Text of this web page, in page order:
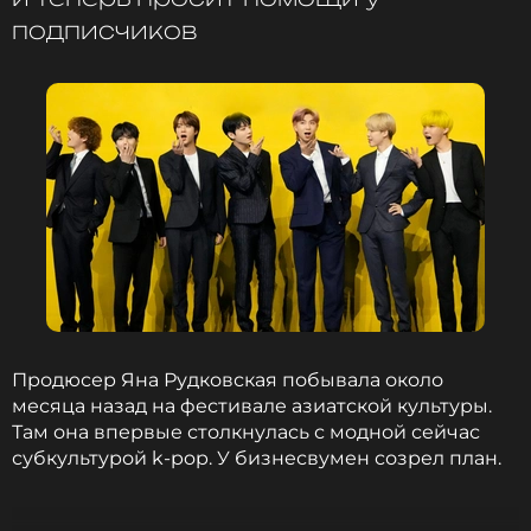
подписчиков
Продюсер Яна Рудковская побывала около
месяца назад на фестивале азиатской культуры.
Там она впервые столкнулась с модной сейчас
субкультурой k-pop. У бизнесвумен созрел план.